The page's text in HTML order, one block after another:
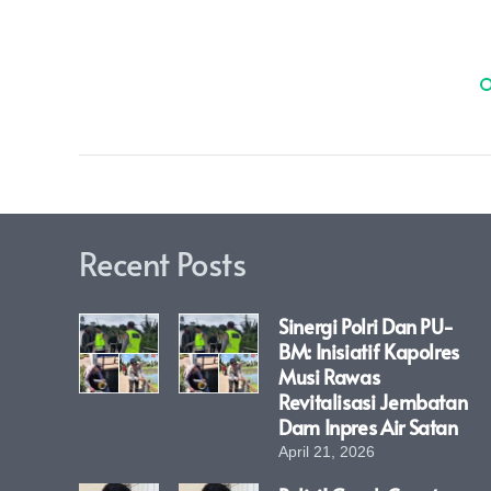
Recent Posts
Sinergi Polri Dan PU-
BM: Inisiatif Kapolres
Musi Rawas
Revitalisasi Jembatan
Dam Inpres Air Satan
April 21, 2026